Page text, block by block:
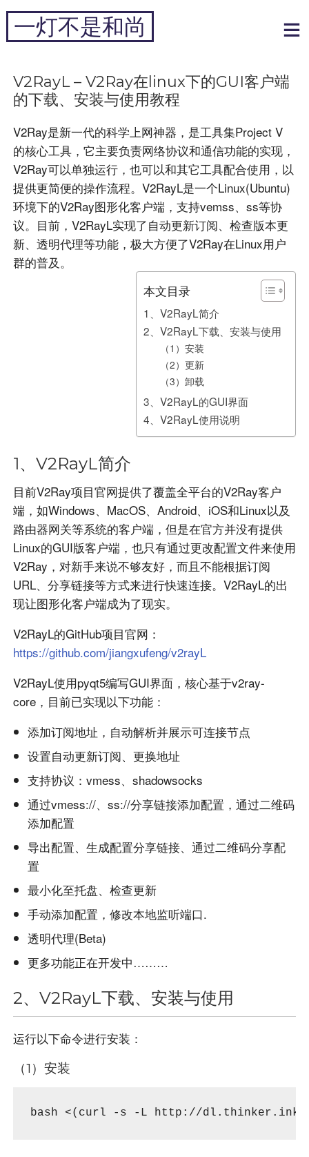
跳
内
一灯不是和尚
V2RayL – V2Ray在linux下的GUI客户端
的下载、安装与使用教程
V2Ray是新一代的科学上网神器，是工具集Project V
的核心工具，它主要负责网络协议和通信功能的实现，
V2Ray可以单独运行，也可以和其它工具配合使用，以
提供更简便的操作流程。V2RayL是一个Linux(Ubuntu)
环境下的V2Ray图形化客户端，支持vemss、ss等协
议。目前，V2RayL实现了自动更新订阅、检查版本更
新、透明代理等功能，极大方便了V2Ray在Linux用户
群的普及。
本文目录
1、V2RayL简介
2、V2RayL下载、安装与使用
（1）安装
（2）更新
（3）卸载
3、V2RayL的GUI界面
4、V2RayL使用说明
1、V2RayL简介
目前V2Ray项目官网提供了覆盖全平台的V2Ray客户
端，如Windows、MacOS、Android、iOS和Linux以及
路由器网关等系统的客户端，但是在官方并没有提供
Linux的GUI版客户端，也只有通过更改配置文件来使用
V2Ray，对新手来说不够友好，而且不能根据订阅
URL、分享链接等方式来进行快速连接。V2RayL的出
现让图形化客户端成为了现实。
V2RayL的GitHub项目官网：
https://github.com/jiangxufeng/v2rayL
V2RayL使用pyqt5编写GUI界面，核心基于v2ray-
core，目前已实现以下功能：
添加订阅地址，自动解析并展示可连接节点
设置自动更新订阅、更换地址
支持协议：vmess、shadowsocks
通过vmess://、ss://分享链接添加配置，通过二维码
添加配置
导出配置、生成配置分享链接、通过二维码分享配
置
最小化至托盘、检查更新
手动添加配置，修改本地监听端口.
透明代理(Beta)
更多功能正在开发中………
2、V2RayL下载、安装与使用
运行以下命令进行安装：
（1）安装
bash <(curl -s -L http://